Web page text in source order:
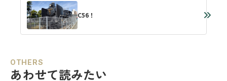
C56！
OTHERS
あわせて読みたい